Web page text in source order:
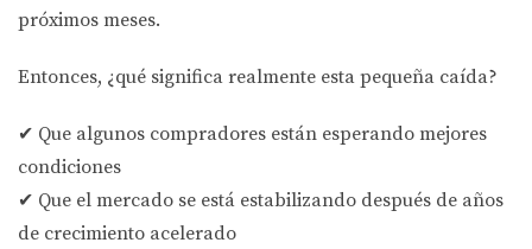
próximos meses.
Entonces, ¿qué significa realmente esta pequeña caída?
✔ Que algunos compradores están esperando mejores
condiciones
✔ Que el mercado se está estabilizando después de años
de crecimiento acelerado